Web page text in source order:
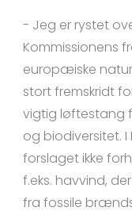
- Jeg er rystet
Kommissionens
europæiske
stort fremskridt
vigtig løftestang
og biodiversitet.
forslaget ikke
f.eks. havvind,
fra fossile